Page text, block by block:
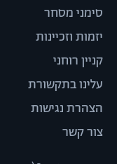
סימני מסחר
יזמות וזכיינות
קניין רוחני
עלינו בתקשורת
הצהרת נגישות
צור קשר